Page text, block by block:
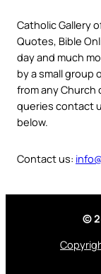
Catholic Gallery
Quotes, Bible
day and much
by a small
from any Church
queries contact
below.
Contact us:
©